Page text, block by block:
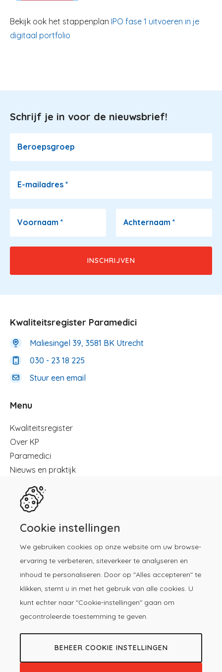
Bekijk ook het stappenplan IPO fase 1 uitvoeren in je
digitaal portfolio
Image
Schrijf je in voor de nieuwsbrief!
Beroepsgroep
E-mailadres *
Voornaam * Achternaam *
Cookie instellingen
We gebruiken cookies op onze website om uw browse-
ervaring te verbeteren, siteverkeer te analyseren en
inhoud te personaliseren. Door op "Alles accepteren" te
klikken, stemt u in met het gebruik van alle cookies. U
kunt echter naar "Cookie-instellingen" gaan om
gecontroleerde toestemming te geven.
BEHEER COOKIE INSTELLINGEN
Kwaliteitsregister Paramedici
Maliesingel 39, 3581 BK Utrecht
030 - 23 18 225
Stuur een email
Menu
Menu
Kwaliteitsregister
Over KP
Paramedici
Nieuws en praktijk
Registreren
Kennisbibliotheek
Herregistratie
Contact
Kwaliteitsregister
Cookieverklaring
registratie